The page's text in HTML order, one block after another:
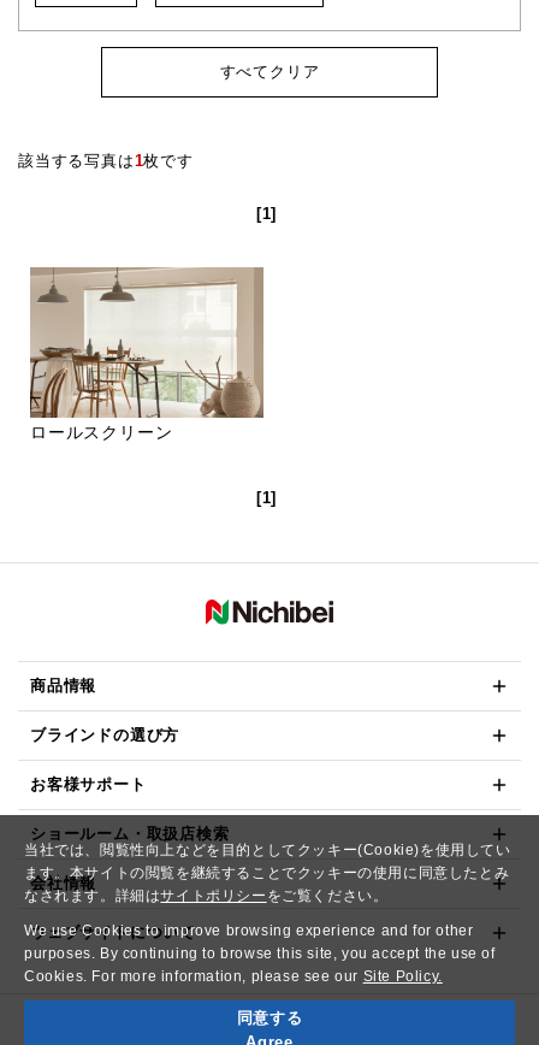
当社では、閲覧性向上などを目的としてクッキー(Cookie)を使用してい
ます。本サイトの閲覧を継続することでクッキーの使用に同意したとみ
なされます。詳細はサイトポリシー をご覧ください。
We use Cookies to improve browsing experience and for other
purposes. By continuing to browse this site, you accept the use of
Cookies. For more information, please see our Site Policy.
同意する
すべてクリア
該当する写真は1枚です
[1]
ロールスクリーン
[1]
商品情報
ブラインドの選び方
お客様サポート
ショールーム・取扱店検索
会社情報
ウェブサイトについて
Copyright© NICHIBEI CO.,LTD. All Rights Reserved.